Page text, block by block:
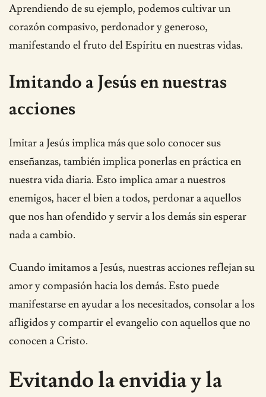
Aprendiendo de su ejemplo, podemos cultivar un
corazón compasivo, perdonador y generoso,
manifestando el fruto del Espíritu en nuestras vidas.
Imitando a Jesús en nuestras
acciones
Imitar a Jesús implica más que solo conocer sus
enseñanzas, también implica ponerlas en práctica en
nuestra vida diaria. Esto implica amar a nuestros
enemigos, hacer el bien a todos, perdonar a aquellos
que nos han ofendido y servir a los demás sin esperar
nada a cambio.
Cuando imitamos a Jesús, nuestras acciones reflejan su
amor y compasión hacia los demás. Esto puede
manifestarse en ayudar a los necesitados, consolar a los
afligidos y compartir el evangelio con aquellos que no
conocen a Cristo.
Evitando la envidia y la